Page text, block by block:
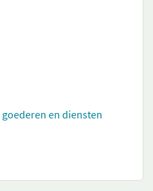
en diensten